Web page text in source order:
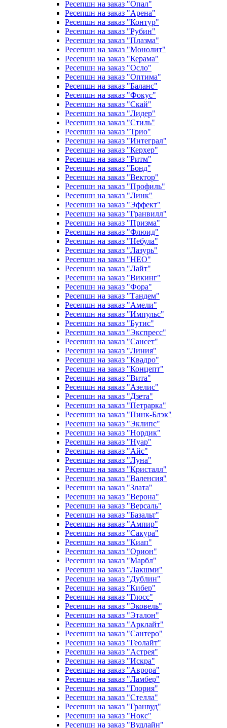
Ресепшн на заказ "Опал"
Ресепшн на заказ "Арена"
Ресепшн на заказ "Контур"
Ресепшн на заказ "Рубин"
Ресепшн на заказ "Плазма"
Ресепшн на заказ "Монолит"
Ресепшн на заказ "Керама"
Ресепшн на заказ "Осло"
Ресепшн на заказ "Оптима"
Ресепшн на заказ "Баланс"
Ресепшн на заказ "Фокус"
Ресепшн на заказ "Скай"
Ресепшн на заказ "Лидер"
Ресепшн на заказ "Стиль"
Ресепшн на заказ "Трио"
Ресепшн на заказ "Интеграл"
Ресепшн на заказ "Керхер"
Ресепшн на заказ "Ритм"
Ресепшн на заказ "Бонд"
Ресепшн на заказ "Вектор"
Ресепшн на заказ "Профиль"
Ресепшн на заказ "Линк"
Ресепшн на заказ "Эффект"
Ресепшн на заказ "Гранвилл"
Ресепшн на заказ "Призма"
Ресепшн на заказ "Флюид"
Ресепшн на заказ "Небула"
Ресепшн на заказ "Лазурь"
Ресепшн на заказ "НЕО"
Ресепшн на заказ "Лайт"
Ресепшн на заказ "Викинг"
Ресепшн на заказ "Фора"
Ресепшн на заказ "Тандем"
Ресепшн на заказ "Амели"
Ресепшн на заказ "Импульс"
Ресепшн на заказ "Бутис"
Ресепшн на заказ "Экспресс"
Ресепшн на заказ "Сансет"
Ресепшн на заказ "Линия"
Ресепшн на заказ "Квадро"
Ресепшн на заказ "Концепт"
Ресепшн на заказ "Вита"
Ресепшн на заказ "Азелис"
Ресепшн на заказ "Дзета"
Ресепшн на заказ "Петрарка"
Ресепшн на заказ "Пинк-Блэк"
Ресепшн на заказ "Эклипс"
Ресепшн на заказ "Нордик"
Ресепшн на заказ "Нуар"
Ресепшн на заказ "Айс"
Ресепшн на заказ "Луна"
Ресепшн на заказ "Кристалл"
Ресепшн на заказ "Валенсия"
Ресепшн на заказ "Злата"
Ресепшн на заказ "Верона"
Ресепшн на заказ "Версаль"
Ресепшн на заказ "Базальт"
Ресепшн на заказ "Ампир"
Ресепшн на заказ "Сакура"
Ресепшн на заказ "Киап"
Ресепшн на заказ "Орион"
Ресепшн на заказ "Марбл"
Ресепшн на заказ "Лакшми"
Ресепшн на заказ "Дублин"
Ресепшн на заказ "Кибер"
Ресепшн на заказ "Глосс"
Ресепшн на заказ "Эковель"
Ресепшн на заказ "Эталон"
Ресепшн на заказ "Арклайт"
Ресепшн на заказ "Сантеро"
Ресепшн на заказ "Геолайт"
Ресепшн на заказ "Астрея"
Ресепшн на заказ "Искра"
Ресепшн на заказ "Аврора"
Ресепшн на заказ "Ламбер"
Ресепшн на заказ "Глория"
Ресепшн на заказ "Стелла"
Ресепшн на заказ "Гранвуд"
Ресепшн на заказ "Нокс"
Ресепшн на заказ "Вудлайн"